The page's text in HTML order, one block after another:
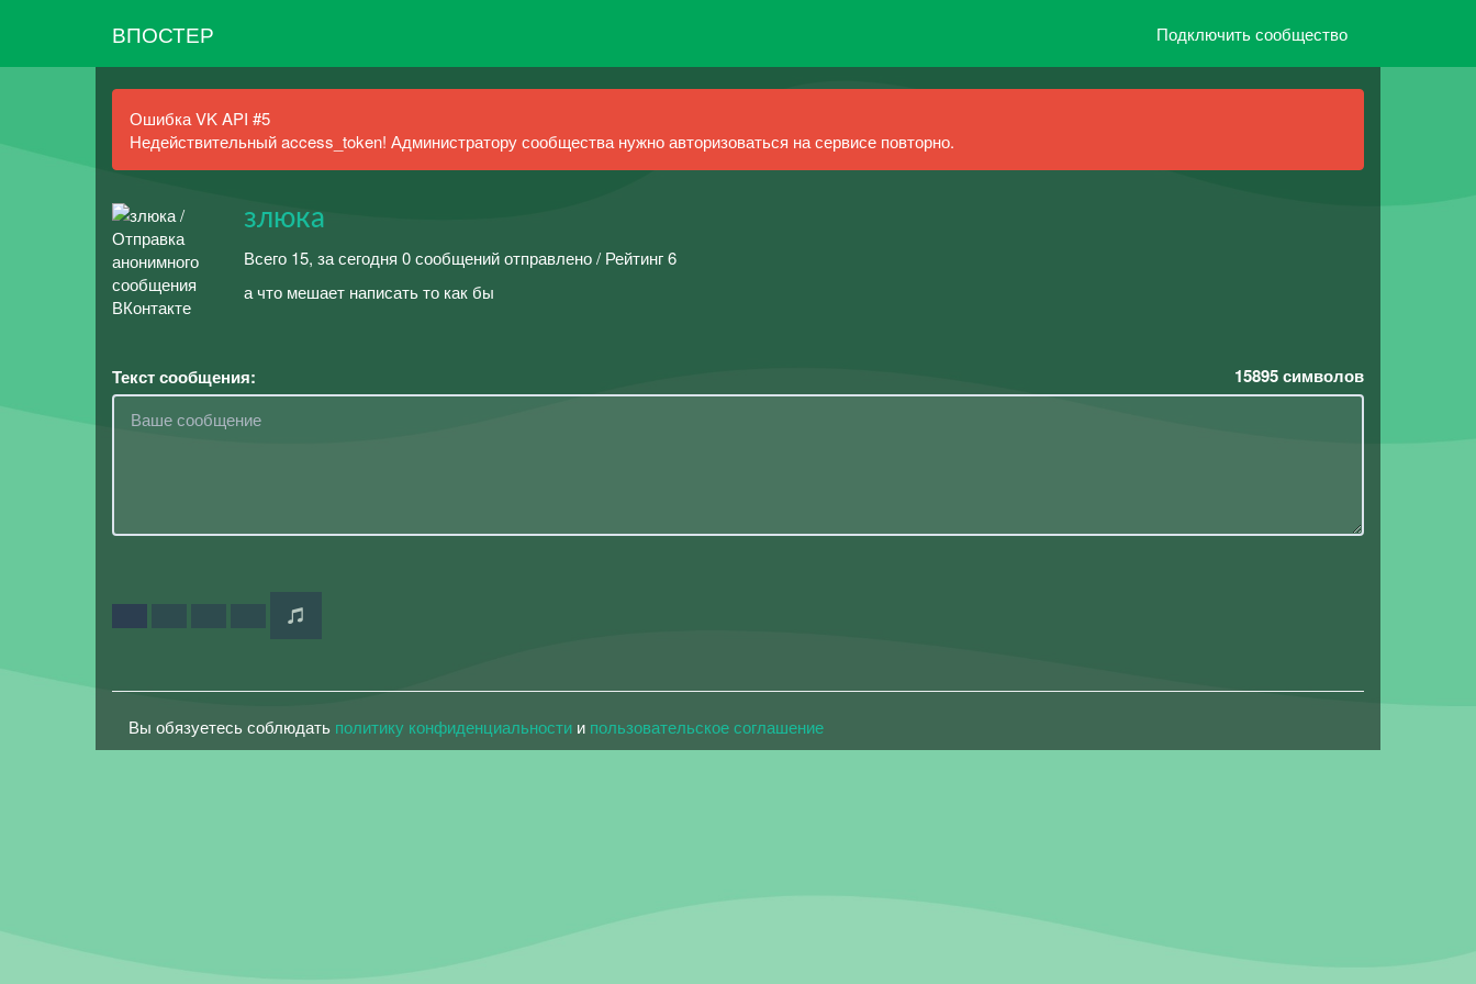
ВПОСТЕР Подключить сообщество
Ошибка VK API #5
Недействительный access_token! Администратору сообщества нужно авторизоваться на сервисе повторно.
злюка
Всего 15, за сегодня 0 сообщений отправлено / Рейтинг 6
а что мешает написать то как бы
Текст сообщения: 15895символов
Вы обязуетесь соблюдать политику конфиденциальности и пользовательское соглашение